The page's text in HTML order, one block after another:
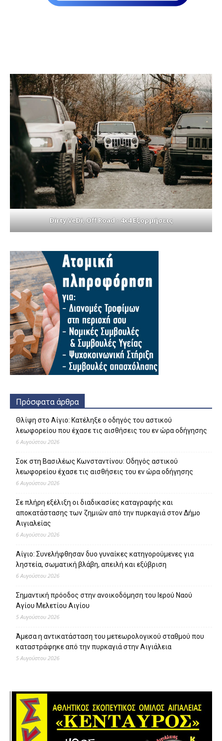
Dirty VeDi, Off Road - 4x4 Εξορμήσεις
Πρόσφατα άρθρα
Θλίψη στο Αίγιο: Κατέληξε ο οδηγός του αστικού
λεωφορείου που έχασε τις αισθήσεις του εν ώρα οδήγησης
6 Αυγούστου 2026
Σοκ στη Βασιλέως Κωνσταντίνου: Οδηγός αστικού
λεωφορείου έχασε τις αισθήσεις του εν ώρα οδήγησης
6 Αυγούστου 2026
Σε πλήρη εξέλιξη οι διαδικασίες καταγραφής και
αποκατάστασης των ζημιών από την πυρκαγιά στον Δήμο
Αιγιαλείας
6 Αυγούστου 2026
Αίγιο: Συνελήφθησαν δυο γυναίκες κατηγορούμενες για
ληστεία, σωματική βλάβη, απειλή και εξύβριση
6 Αυγούστου 2026
Σημαντική πρόοδος στην ανοικοδόμηση του Ιερού Ναού
Αγίου Μελετίου Αιγίου
5 Αυγούστου 2026
Άμεσα η αντικατάσταση του μετεωρολογικού σταθμού που
καταστράφηκε από την πυρκαγιά στην Αιγιάλεια
5 Αυγούστου 2026